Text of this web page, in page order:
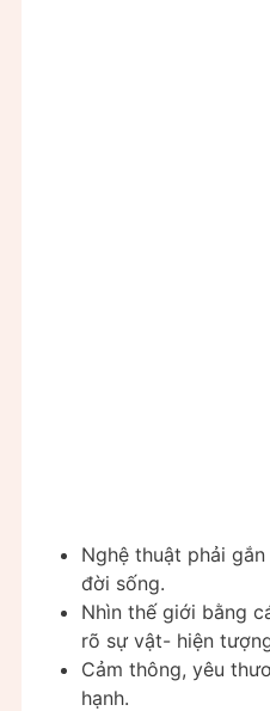
Nghệ thuật phải
đời sống.
Nhìn thế giới bằng
rõ sự vật- hiện
Cảm thông, yêu
hạnh.